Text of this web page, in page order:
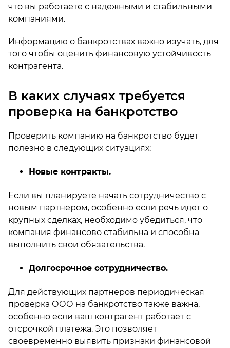
что вы работаете с надежными и стабильными
компаниями.
Информацию о банкротствах важно изучать, для
того чтобы оценить финансовую устойчивость
контрагента.
В каких случаях требуется
проверка на банкротство
Проверить компанию на банкротство будет
полезно в следующих ситуациях:
Новые контракты.
Если вы планируете начать сотрудничество с
новым партнером, особенно если речь идет о
крупных сделках, необходимо убедиться, что
компания финансово стабильна и способна
выполнить свои обязательства.
Долгосрочное сотрудничество.
Для действующих партнеров периодическая
проверка ООО на банкротство также важна,
особенно если ваш контрагент работает с
отсрочкой платежа. Это позволяет
своевременно выявить признаки финансовой